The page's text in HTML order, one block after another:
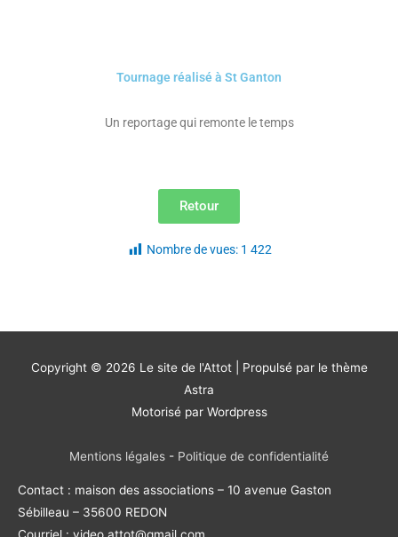
Tournage réalisé à St Ganton
Un reportage qui remonte le temps
Retour
Nombre de vues: 1 422
Copyright © 2026 Le site de l'Attot| Propulsé par le thème
Astra
Motorisé par Wordpress
Mentions légales - Politique de confidentialité
Contact : maison des associations – 10 avenue Gaston
Sébilleau – 35600 REDON